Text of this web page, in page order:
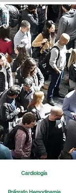
Cardiología